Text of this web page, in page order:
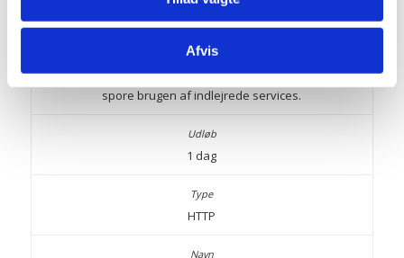
Afvis
Anvendes af den sociale netværkstjeneste LinkedIn til at
spore brugen af indlejrede services.
1 dag
HTTP